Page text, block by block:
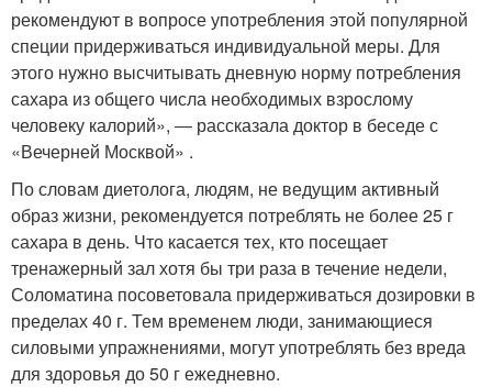
рекомендуют в вопросе употребления этой популярной
специи придерживаться индивидуальной меры. Для
этого нужно высчитывать дневную норму потребления
сахара из общего числа необходимых взрослому
человеку калорий», ― рассказала доктор в беседе с
«Вечерней Москвой» .
По словам диетолога, людям, не ведущим активный
образ жизни, рекомендуется потреблять не более 25 г
сахара в день. Что касается тех, кто посещает
тренажерный зал хотя бы три раза в течение недели,
Соломатина посоветовала придерживаться дозировки в
пределах 40 г. Тем временем люди, занимающиеся
силовыми упражнениями, могут употреблять без вреда
для здоровья до 50 г ежедневно.